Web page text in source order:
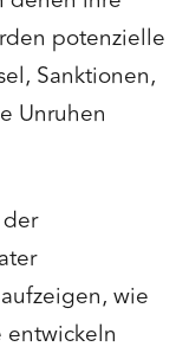
potenzielle
Sanktionen,
Unruhen
wie